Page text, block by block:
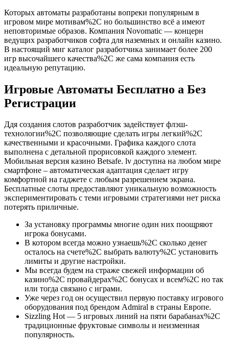
Которых автоматы разработаны вопреки популярным в
игровом мире мотивам%2C но большинство всё а имеют
неповторимые образов. Компания Novomatic — концерн
ведущих разработчиков софта для наземных и онлайн казино.
В настоящий миг каталог разработчика занимает более 200
игр высочайшего качества%2C же сама компания есть
идеальную репутацию.
Игровые Автоматы Бесплатно а Без
Регистрации
Ддя создания слотов разработчик задействует флэш-
технологии%2C позволяющие сделать игры легкий%2C
качественными и красочными. Графика каждого слота
выполнена с детальной прорисовкой каждого элемент.
Мобильная версия казино Betsafe. lv доступна на любом мире
смартфоне – автоматическая адаптация сделает игру
комфортной на гаджете с любым разрешением экрана.
Бесплатные слоты предоставляют уникальную возможность
экспериментировать с теми игровыми стратегиями нет риска
потерять приличные.
За установку программы многие один них поощряют
игрока бонусами.
В котором всегда можно узнаешь%2C сколько денег
осталось на счете%2C выбрать валюту%2C установить
лимиты и другие настройки.
Мы всегда будем на страже свежей информации об
казино%2C провайдерах%2C бонусах и всем%2C но так
или тогда связано с играми.
Уже через год он осуществил первую поставку игрового
оборудования под брендом Admiral в страны Европе.
Sizzling Hot — 5 игровых линий на пяти барабанах%2C
традиционные фруктовые символы и неизменная
популярность.